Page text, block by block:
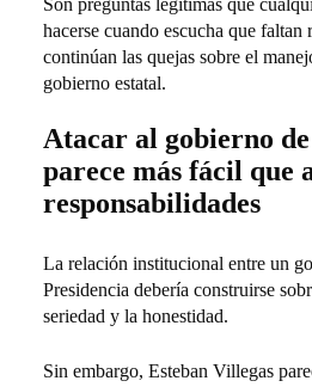
hacerse cuando escucha que faltan
continúan las quejas sobre el
gobierno estatal.
Atacar al gobierno
parece más fácil que
responsabilidades
La relación institucional entre un
Presidencia debería construirse
seriedad y la honestidad.
Sin embargo, Esteban Villegas